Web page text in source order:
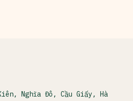
Nghĩa Đô, Cầu Giấy, Hà